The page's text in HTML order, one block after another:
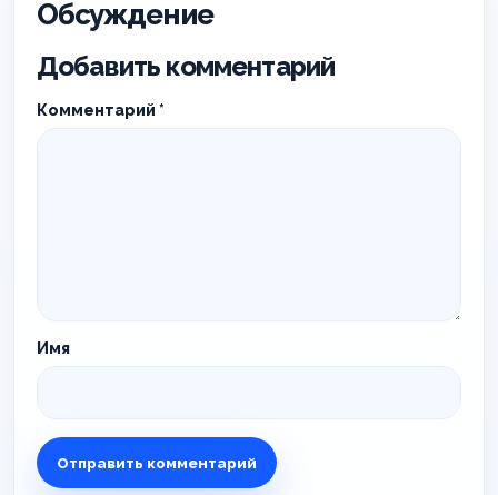
Обсуждение
Добавить комментарий
Комментарий *
Имя